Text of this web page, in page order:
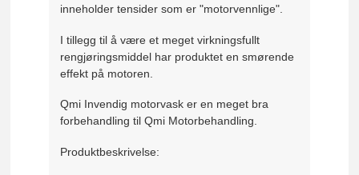
inneholder tensider som er "motorvennlige".
I tillegg til å være et meget virkningsfullt
rengjøringsmiddel har produktet en smørende
effekt på motoren.
Qmi Invendig motorvask er en meget bra
forbehandling til Qmi Motorbehandling.
Produktbeskrivelse: